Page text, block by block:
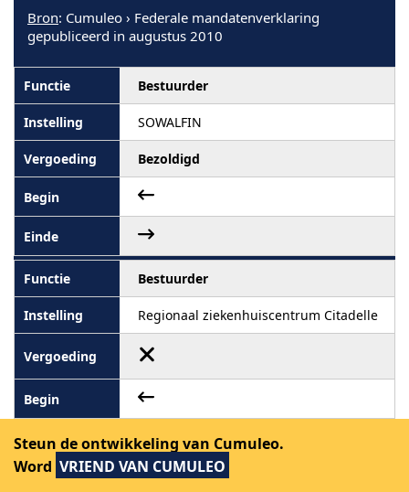
Bron: Cumuleo › Federale mandatenverklaring
gepubliceerd in augustus 2010
Bestuurder
SOWALFIN
Bezoldigd
Bestuurder
Regionaal ziekenhuiscentrum Citadelle
11 mei 2009
Bestuurder
Steun de ontwikkeling van Cumuleo.
Word VRIEND VAN CUMULEO